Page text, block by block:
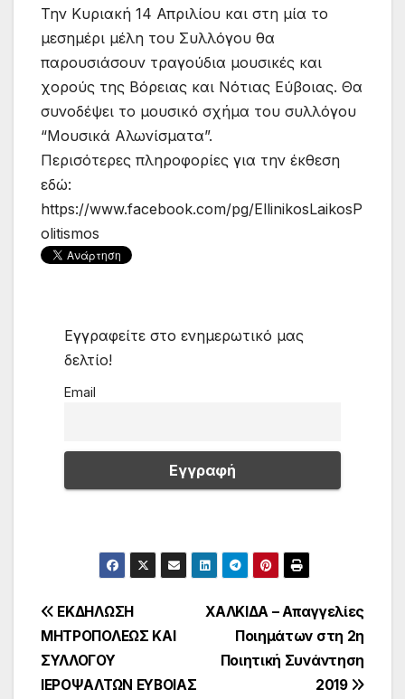
Την Κυριακή 14 Απριλίου και στη μία το
μεσημέρι μέλη του Συλλόγου θα
παρουσιάσουν τραγούδια μουσικές και
χορούς της Βόρειας και Νότιας Εύβοιας. Θα
συνοδέψει το μουσικό σχήμα του συλλόγου
“Μουσικά Αλωνίσματα”.
Περισότερες πληροφορίες για την έκθεση
εδώ:
https://www.facebook.com/pg/EllinikosLaikosP
olitismos
Εγγραφείτε στο ενημερωτικό μας
δελτίο!
Email
Πλοήγηση
άρθρων
ΧΑΛΚΙΔΑ – Απαγγελίες
Ποιημάτων στη 2η
Ποιητική Συνάντηση
2019
ΕΚΔΗΛΩΣΗ
ΜΗΤΡΟΠΟΛΕΩΣ ΚΑΙ
ΣΥΛΛΟΓΟΥ
ΙΕΡΟΨΑΛΤΩΝ ΕΥΒΟΙΑΣ